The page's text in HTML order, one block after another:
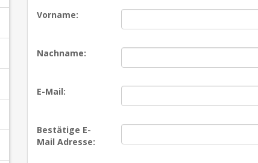
Vorname:
Nachname:
E-Mail:
Bestätige E-
Mail Adresse: